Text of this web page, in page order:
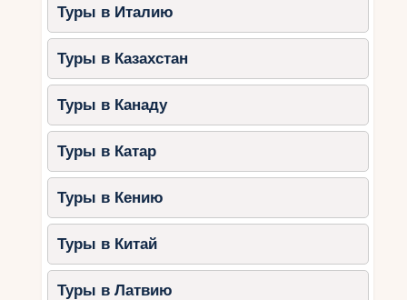
Туры в Италию
Туры в Казахстан
Туры в Канаду
Туры в Катар
Туры в Кению
Туры в Китай
Туры в Латвию